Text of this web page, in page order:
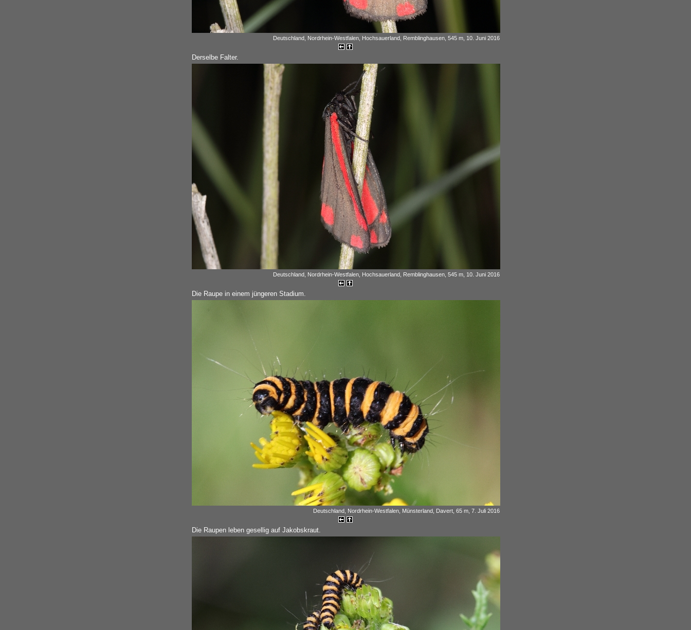
Deutschland, Nordrhein-Westfalen, Hochsauerland, Remblinghausen, 545 m, 10. Juni 2016
Derselbe Falter.
Deutschland, Nordrhein-Westfalen, Hochsauerland, Remblinghausen, 545 m, 10. Juni 2016
Die Raupe in einem jüngeren Stadium.
Deutschland, Nordrhein-Westfalen, Münsterland, Davert, 65 m, 7. Juli 2016
Die Raupen leben gesellig auf Jakobskraut.